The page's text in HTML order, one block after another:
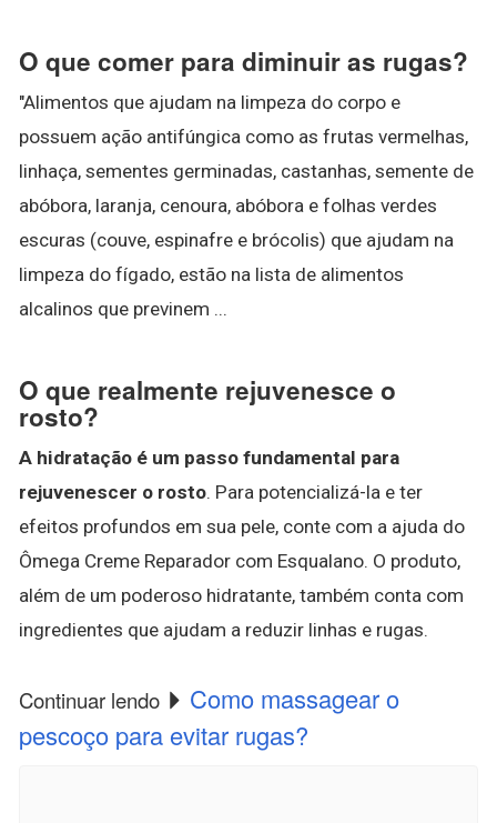
O que comer para diminuir as rugas?
"Alimentos que ajudam na limpeza do corpo e
possuem ação antifúngica como as frutas vermelhas,
linhaça, sementes germinadas, castanhas, semente de
abóbora, laranja, cenoura, abóbora e folhas verdes
escuras (couve, espinafre e brócolis) que ajudam na
limpeza do fígado, estão na lista de alimentos
alcalinos que previnem ...
O que realmente rejuvenesce o
rosto?
A hidratação é um passo fundamental para
rejuvenescer o rosto. Para potencializá-la e ter
efeitos profundos em sua pele, conte com a ajuda do
Ômega Creme Reparador com Esqualano. O produto,
além de um poderoso hidratante, também conta com
ingredientes que ajudam a reduzir linhas e rugas.
Continuar lendo
Como massagear o
pescoço para evitar rugas?